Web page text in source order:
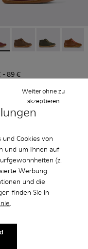
Cookies von
und um Ihnen auf
(z.
Werbung
und die
finden Sie in
.
Weiter ohne zu
akzeptieren
aus Leder
031 - Weinrote
- K900179-027
Brutus - K900179-026
Brutus -Brutus -
- 90019-113 - Burgundy
Peu - 90019-131
Peu - 90019-
Peu -
- 89 €